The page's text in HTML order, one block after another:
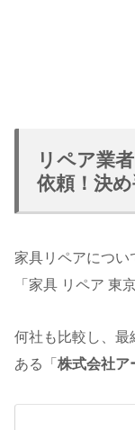
リペア業
依頼！決め
家具リペアにつ
「家具 リペア 東
何社も比較し、最
ある「 株式会社ア